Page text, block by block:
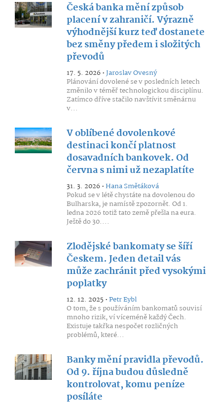
Česká banka mění způsob
placení v zahraničí. Výrazně
výhodnější kurz teď dostanete
bez směny předem i složitých
převodů
17. 5. 2026 •Jaroslav Ovesný
Plánování dovolené se v posledních letech
změnilo v téměř technologickou disciplínu.
Zatímco dříve stačilo navštívit směnárnu
v...
V oblíbené dovolenkové
destinaci končí platnost
dosavadních bankovek. Od
června s nimi už nezaplatíte
31. 3. 2026 •Hana Smětáková
Pokud se v létě chystáte na dovolenou do
Bulharska, je namístě zpozornět. Od 1.
ledna 2026 totiž tato země přešla na eura.
Ještě do 30....
Zlodějské bankomaty se šíří
Českem. Jeden detail vás
může zachránit před vysokými
poplatky
12. 12. 2025 •Petr Eybl
O tom, že s používáním bankomatů souvisí
mnoho rizik, ví víceméně každý Čech.
Existuje takřka nespočet rozličných
problémů, které...
Banky mění pravidla převodů.
Od 9. října budou důsledně
kontrolovat, komu peníze
posíláte